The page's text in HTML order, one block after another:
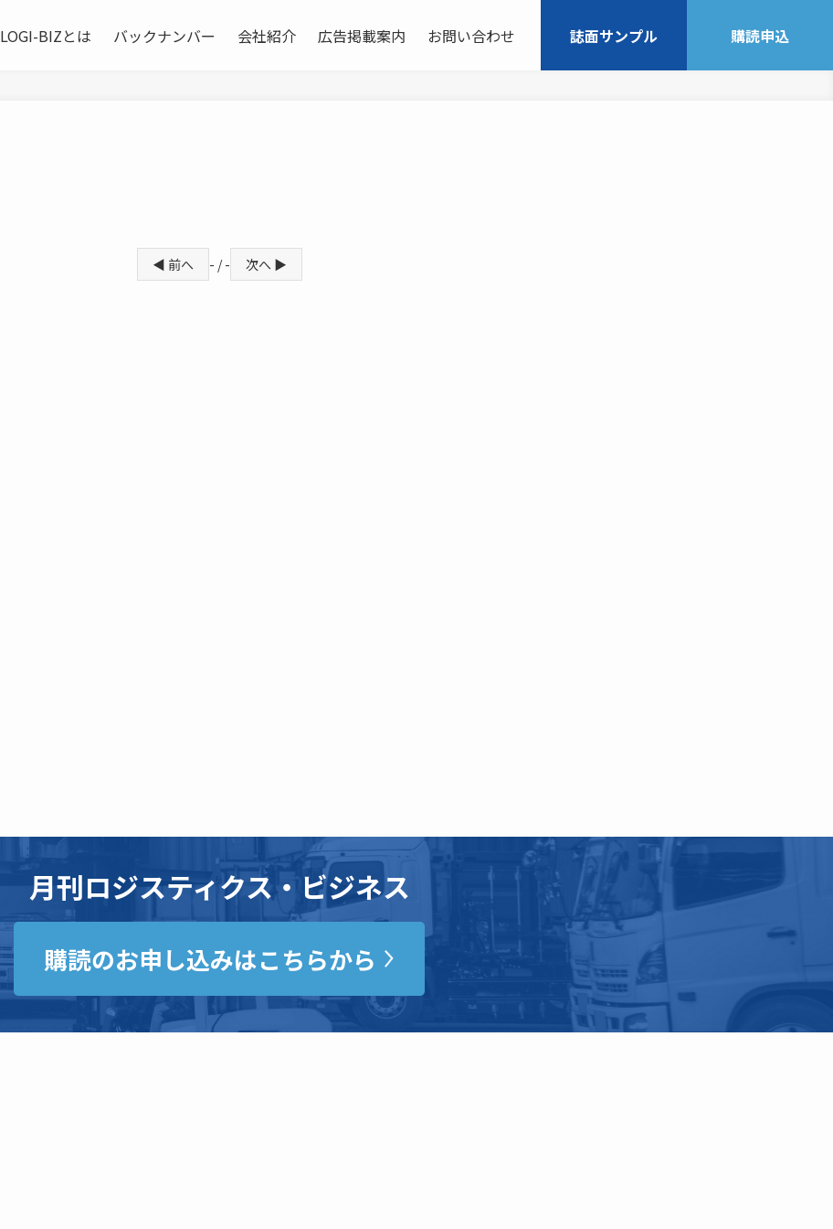
LOGI-BIZとは バックナンバー 会社紹介 広告掲載案内 お問い合わせ 誌面サンプル 購読申込
◀ 前へ - / - 次へ ▶
月刊ロジスティクス・ビジネス
購読のお申し込みはこちらから